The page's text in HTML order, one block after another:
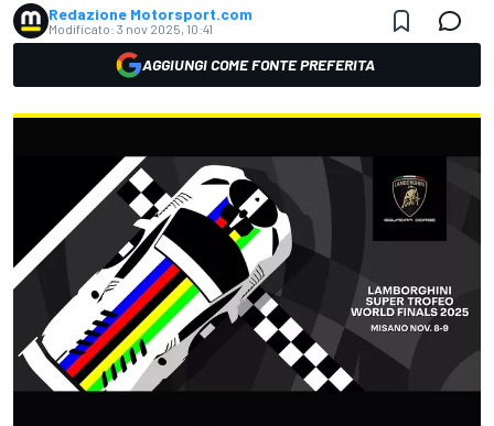
Redazione Motorsport.com
Modificato: 3 nov 2025, 10:41
AGGIUNGI COME FONTE PREFERITA